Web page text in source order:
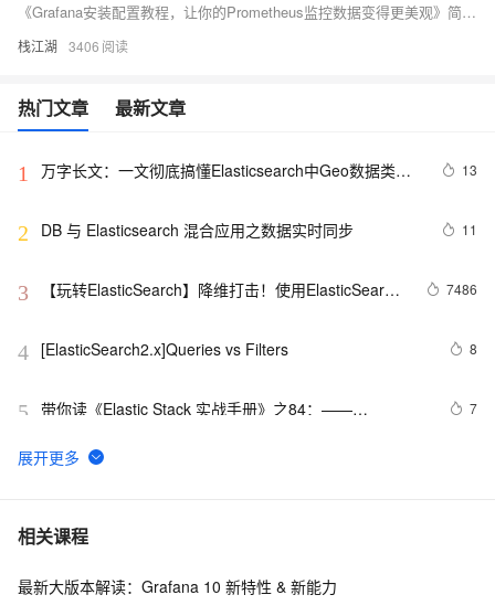
《Grafana安装配置教程，让你的Prometheus监控数据变得更美观》简介： Grafana是一个开源的度量分析与可视化工具，支持多种数据源（如Prometheus），提供丰富的可视化功能和警报机制。本文详细介绍了Grafana的安装、汉化方法及模板使用，帮助用户轻松创建美观、灵活的数据面板，并实现数据的协作与共享。通过Docker镜像、配置文件修改或替换前端页面等方式实现汉化，让用户更便捷地使用中文界面。此外，还提供了导入JSON格式模板的具体步骤，方便快速搭建仪表盘。
栈江湖 3406
热门文章 最新文章
1
万字长文：一文彻底搞懂Elasticsearch中Geo数据类型
13
2 DB 与 Elasticsearch 混合应用之数据实时同步 11
3
【玩转ElasticSearch】降维打击！使用ElasticSearch
7486
4 [ElasticSearch2.x]Queries vs Filters 8
5 带你读《Elastic Stack 实战手册》之84：——
7
6
ElasticSearch经典入门(七) 深入理解ElasticSearch核心
7 阿里云ElasticSearch迁移-基于OSS全增量快照
8 elasticsearch集群关闭和重启
相关课程
最新大版本解读：Grafana 10 新特性 & 新能力